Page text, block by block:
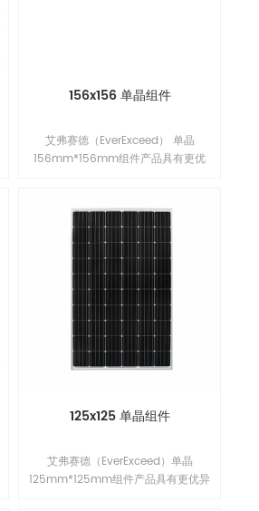
156x156 单晶组件
艾弗赛德（EverExceed） 单晶
156mm*156mm组件产品具有更优
靠性能。单晶156mm*156mm组
件，具有出众的电池技术和领先的制
造工艺，改进的电池工艺与精选的封
的PID抗性；另外，组件采用了电流分
档工艺，从而有效降低了因失配造成
功率损失，实现系统输出功率最大
化。1
125x125 单晶组件
艾弗赛德（EverExceed）单晶
125mm*125mm组件产品具有更优异